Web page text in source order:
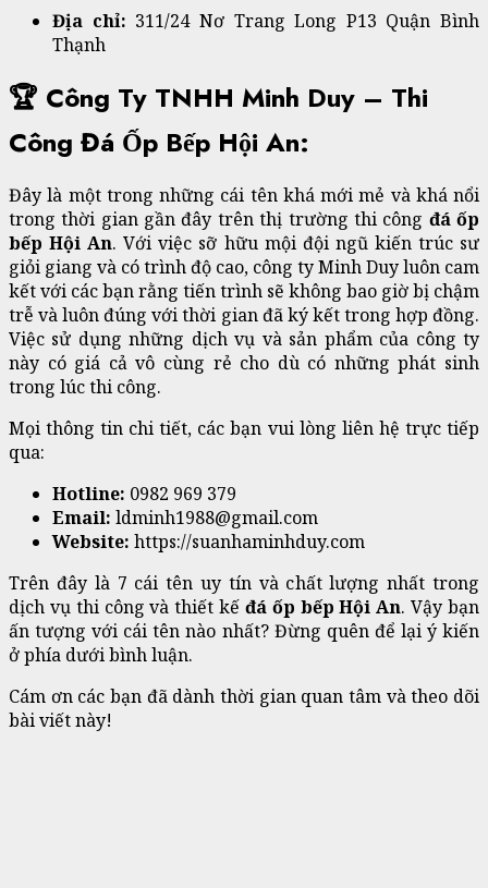
Địa chỉ: 311/24 Nơ Trang Long P13 Quận Bình
Thạnh
🏆 Công Ty TNHH Minh Duy – Thi
Công Đá Ốp Bếp Hội An:
Đây là một trong những cái tên khá mới mẻ và khá nổi
trong thời gian gần đây trên thị trường thi công đá ốp
bếp Hội An. Với việc sỡ hữu mội đội ngũ kiến trúc sư
giỏi giang và có trình độ cao, công ty Minh Duy luôn cam
kết với các bạn rằng tiến trình sẽ không bao giờ bị chậm
trễ và luôn đúng với thời gian đã ký kết trong hợp đồng.
Việc sử dụng những dịch vụ và sản phẩm của công ty
này có giá cả vô cùng rẻ cho dù có những phát sinh
trong lúc thi công.
Mọi thông tin chi tiết, các bạn vui lòng liên hệ trực tiếp
qua:
Hotline: 0982 969 379
Email: ldminh1988@gmail.com
Website: https://suanhaminhduy.com
Trên đây là 7 cái tên uy tín và chất lượng nhất trong
dịch vụ thi công và thiết kế đá ốp bếp Hội An. Vậy bạn
ấn tượng với cái tên nào nhất? Đừng quên để lại ý kiến
ở phía dưới bình luận.
Cám ơn các bạn đã dành thời gian quan tâm và theo dõi
bài viết này!